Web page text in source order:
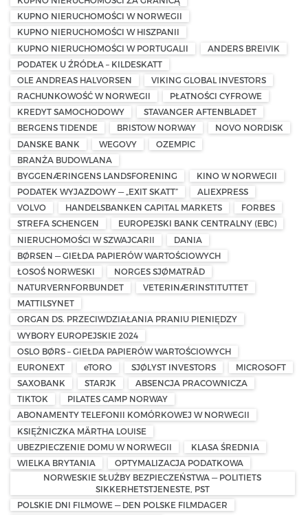
KUPNO NIERUCHOMOŚCI W NORWEGII
KUPNO NIERUCHOMOŚCI W HISZPANII
KUPNO NIERUCHOMOŚCI W PORTUGALII
ANDERS BREIVIK
PODATEK U ŹRÓDŁA – KILDESKATT
OLE ANDREAS HALVORSEN
VIKING GLOBAL INVESTORS
RACHUNKOWOŚĆ W NORWEGII
PŁATNOŚCI CYFROWE
KREDYT SAMOCHODOWY
STAVANGER AFTENBLADET
BERGENS TIDENDE
BRISTOW NORWAY
NOVO NORDISK
DANSKE BANK
WEGOVY
OZEMPIC
BRANŻA BUDOWLANA
BYGGENÆRINGENS LANDSFORENING
KINO W NORWEGII
PODATEK WYJAZDOWY — „EXIT SKATT”
ALIEXPRESS
VOLVO
HANDELSBANKEN CAPITAL MARKETS
FORBES
STREFA SCHENGEN
EUROPEJSKI BANK CENTRALNY (EBC)
NIERUCHOMOŚCI W SZWAJCARII
DANIA
BØRSEN — GIEŁDA PAPIERÓW WARTOŚCIOWYCH
ŁOSOŚ NORWESKI
NORGES SJØMATRÅD
NATURVERNFORBUNDET
VETERINÆRINSTITUTTET
MATTILSYNET
ORGAN DS. PRZECIWDZIAŁANIA PRANIU PIENIĘDZY
WYBORY EUROPEJSKIE 2024
OSLO BØRS – GIEŁDA PAPIERÓW WARTOŚCIOWYCH
EURONEXT
eTORO SJØLYST INVESTORS
MICROSOFT
SAXOBANK
STARJK
ABSENCJA PRACOWNICZA
TIKTOK
PILATES CAMP NORWAY
ABONAMENTY TELEFONII KOMÓRKOWEJ W NORWEGII
KSIĘŻNICZKA MÄRTHA LOUISE
UBEZPIECZENIE DOMU W NORWEGII
KLASA ŚREDNIA
WIELKA BRYTANIA
OPTYMALIZACJA PODATKOWA
NORWESKIE SŁUŻBY BEZPIECZEŃSTWA — POLITIETS
SIKKERHETSTJENESTE, PST
POLSKIE DNI FILMOWE — DEN POLSKE FILMDAGER